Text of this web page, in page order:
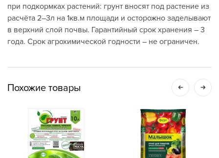
при подкормках растений: грунт вносят под растение из
расчёта 2–3л на 1кв.м площади и осторожно заделывают
в верхний слой почвы. Гарантийный срок хранения – 3
года. Срок агрохимической годности – не ограничен.
Похожие товары